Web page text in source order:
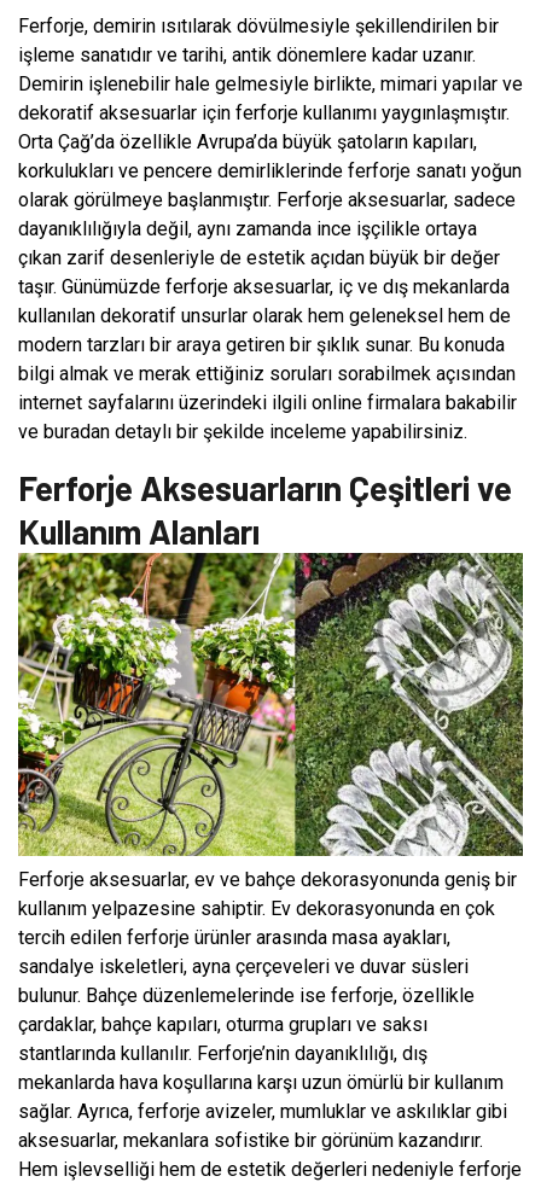
Ferforje, demirin ısıtılarak dövülmesiyle şekillendirilen bir
işleme sanatıdır ve tarihi, antik dönemlere kadar uzanır.
Demirin işlenebilir hale gelmesiyle birlikte, mimari yapılar ve
dekoratif aksesuarlar için ferforje kullanımı yaygınlaşmıştır.
Orta Çağ’da özellikle Avrupa’da büyük şatoların kapıları,
korkulukları ve pencere demirliklerinde ferforje sanatı yoğun
olarak görülmeye başlanmıştır. Ferforje aksesuarlar, sadece
dayanıklılığıyla değil, aynı zamanda ince işçilikle ortaya
çıkan zarif desenleriyle de estetik açıdan büyük bir değer
taşır. Günümüzde ferforje aksesuarlar, iç ve dış mekanlarda
kullanılan dekoratif unsurlar olarak hem geleneksel hem de
modern tarzları bir araya getiren bir şıklık sunar. Bu konuda
bilgi almak ve merak ettiğiniz soruları sorabilmek açısından
internet sayfalarını üzerindeki ilgili online firmalara bakabilir
ve buradan detaylı bir şekilde inceleme yapabilirsiniz.
Ferforje Aksesuarların Çeşitleri ve
Kullanım Alanları
Ferforje aksesuarlar, ev ve bahçe dekorasyonunda geniş bir
kullanım yelpazesine sahiptir. Ev dekorasyonunda en çok
tercih edilen ferforje ürünler arasında masa ayakları,
sandalye iskeletleri, ayna çerçeveleri ve duvar süsleri
bulunur. Bahçe düzenlemelerinde ise ferforje, özellikle
çardaklar, bahçe kapıları, oturma grupları ve saksı
stantlarında kullanılır. Ferforje’nin dayanıklılığı, dış
mekanlarda hava koşullarına karşı uzun ömürlü bir kullanım
sağlar. Ayrıca, ferforje avizeler, mumluklar ve askılıklar gibi
aksesuarlar, mekanlara sofistike bir görünüm kazandırır.
Hem işlevselliği hem de estetik değerleri nedeniyle ferforje